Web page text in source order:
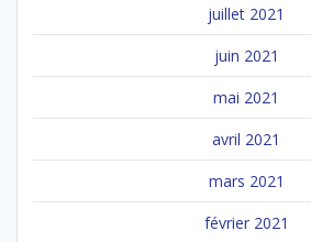
juillet 2021
juin 2021
mai 2021
avril 2021
mars 2021
février 2021